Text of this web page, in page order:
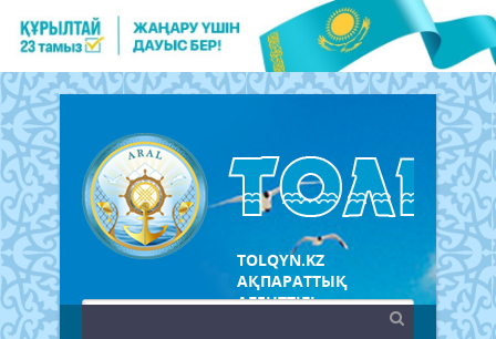
TOLQYN.KZ
АҚПАРАТТЫҚ
АГЕНТТІГІ